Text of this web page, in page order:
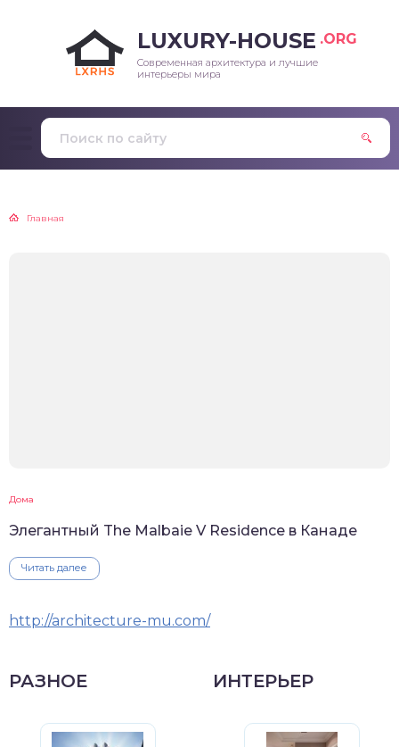
LUXURY-HOUSE .ORG
Современная архитектура и лучшие
интерьеры мира
Главная
Дома
Элегантный The Malbaie V Residence в Канаде
Читать далее
http://architecture-mu.com/
РАЗНОЕ ИНТЕРЬЕР